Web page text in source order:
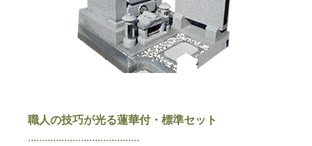
職人の技巧が光る蓮華付・標準セット
........................................